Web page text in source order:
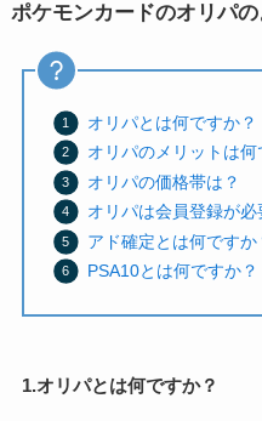
ポケモンカードのオリパ
オリパとは何ですか？
オリパのメリットは何
オリパの価格帯は？
オリパは会員登録が必
アド確定とは何ですか
PSA10とは何ですか？
1.オリパとは何ですか？